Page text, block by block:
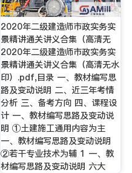
2020年二级建造师市政实务实
景精讲通关讲义合集（高清无
2020年二级建造师市政实务实
景精讲通关讲义合集（高清无水
印）.pdf,目录 一、教材编写思
路及变动说明 二、近三年考情
分析 三、备考方向 四、课程设
计 一、教材编写思路及变动说
明 ①土建施工通用内容为主
一、教材编写思路及变动说明
②若干专业技术为辅 1 一、教
材编写思路及变动说明 六大